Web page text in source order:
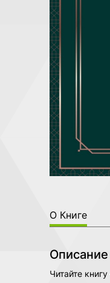
О Книге
Описание
Читайте